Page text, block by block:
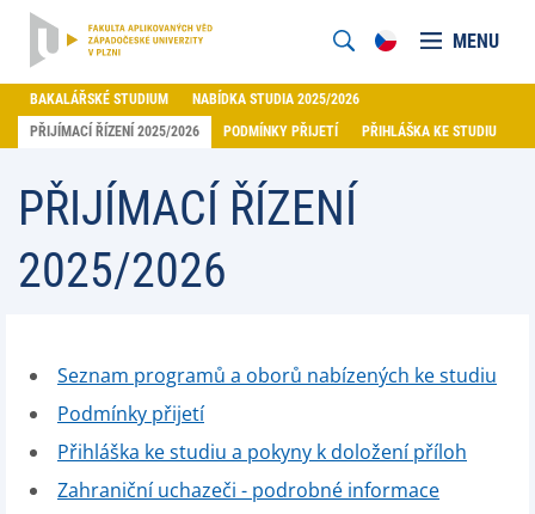
MENU
BAKALÁŘSKÉ STUDIUM
NABÍDKA STUDIA 2025/2026
PŘIJÍMACÍ ŘÍZENÍ 2025/2026
PODMÍNKY PŘIJETÍ PŘIHLÁŠKA KE STUDIU
PŘIJÍMACÍ ŘÍZENÍ
2025/2026
Seznam programů a oborů nabízených ke studiu
Podmínky přijetí
Přihláška ke studiu a pokyny k doložení příloh
Zahraniční uchazeči - podrobné informace